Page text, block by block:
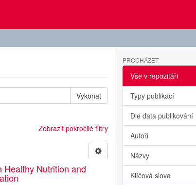
Vykonat
Zobrazit pokročilé filtry
Healthy Nutrition and
PROCHÁZET
Vše v repozitáři
Typy publikací
Dle data publikování
Autoři
Názvy
Klíčová slova